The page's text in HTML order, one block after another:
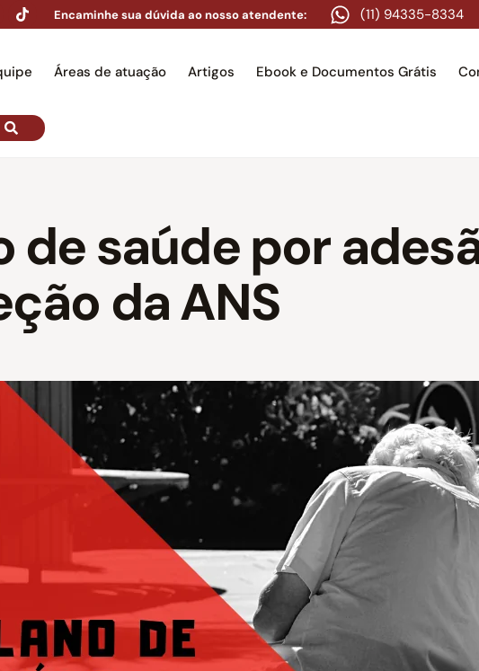
Encaminhe sua dúvida ao nosso atendente: (11) 94335-8334
Áreas de atuação Artigos Ebook e Documentos Grátis
de saúde por
da ANS